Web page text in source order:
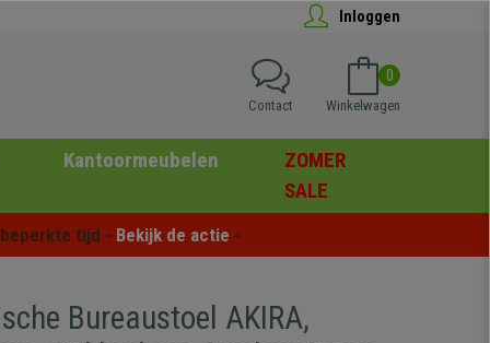
Inloggen
0
Winkelwagen
Contact
Kantoormeubelen
ZOMER
SALE
tijd - Bekijk de actie -
Bureaustoel AKIRA,